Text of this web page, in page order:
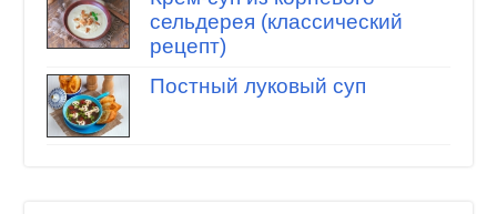
сельдерея (классический
рецепт)
Постный луковый суп